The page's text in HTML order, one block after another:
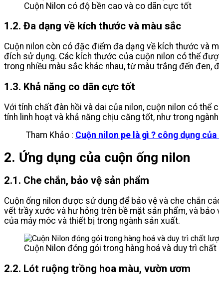
Cuộn Nilon có độ bền cao và co dãn cực tốt
1.2. Đa dạng về kích thước và màu sắc
Cuộn nilon còn có đặc điểm đa dạng về kích thước và
đích sử dụng. Các kích thước của cuộn nilon có thể
trong nhiều màu sắc khác nhau, từ màu trắng đến đen,
1.3. Khả năng co dãn cực tốt
Với tính chất đàn hồi và dai của nilon, cuộn nilon có thể
tính linh hoạt và khả năng chịu căng tốt, như trong
Tham Khảo : Cuộn nilon pe là gì ? công dụng
2. Ứng dụng của cuộn ống nilon
2.1. Che chắn, bảo vệ sản phẩm
Cuộn ống nilon được sử dụng để bảo vệ và che chắn
vết trầy xước và hư hỏng trên bề mặt sản phẩm, và
của máy móc và thiết bị trong ngành sản xuất.
Cuộn Nilon đóng gói trong hàng hoá và duy trì
2.2. Lót ruộng trồng hoa màu, vườn ươm